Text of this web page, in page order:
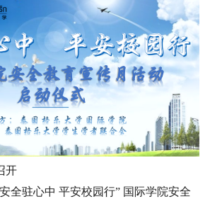
开
全驻心中 平安校园行” 国际学院安全